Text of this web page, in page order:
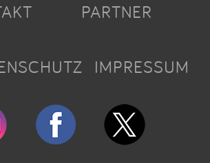
PARTNER
IMPRESSUM